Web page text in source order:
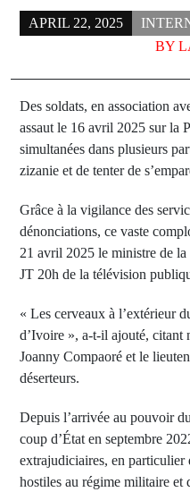
APRIL 22, 2025
BY
Des soldats, en association
assaut le 16 avril 2025 sur la
simultanées dans plusieurs
zizanie et de tenter de
Grâce à la vigilance des
dénonciations, ce vaste
21 avril 2025 le ministre de
JT 20h de la télévision
« Les cerveaux à l’extérieur
d’Ivoire », a-t-il ajouté, citant
Joanny Compaoré et le
déserteurs.
Depuis l’arrivée au pouvoir
coup d’État en septembre
extrajudiciaires, en particulier
hostiles au régime militaire et